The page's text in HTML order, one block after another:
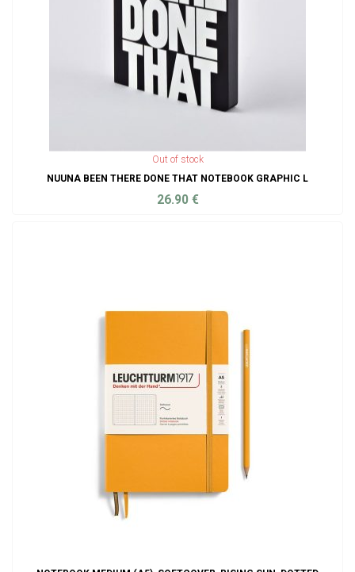
Out of stock
NUUNA BEEN THERE DONE THAT NOTEBOOK GRAPHIC L
26.90 €